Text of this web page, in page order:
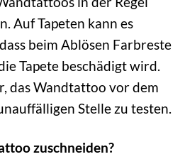
Auf Tapeten kann es
beim Ablösen Farbreste
Tapete beschädigt wird.
das Wandtattoo vor dem
Stelle zu testen.
zuschneiden?